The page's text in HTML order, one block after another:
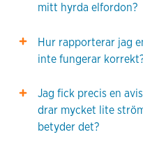
mitt hyrda elfordon?
Hur rapporterar jag
inte fungerar
Jag fick precis en
drar mycket lite
betyder det?